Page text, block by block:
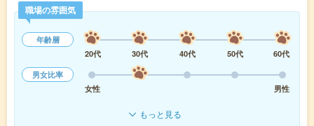
職場の雰囲気
年齢層
20代
30代 40代 50代
60代
男女比率
女性
男性
もっと見る